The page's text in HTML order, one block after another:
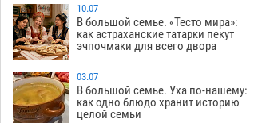
14:12
Поездка в автобусе загнала
жительницу Астрахани в кредитную
яму
09.08 1097
падающие звезды и загадывать
желания
09.08 443
10.07
В большой семье. «Тесто мира»:
как астраханские татарки пекут
эчпочмаки для всего двора
03.07
В большой семье. Уха по-нашему:
как одно блюдо хранит историю
целой семьи